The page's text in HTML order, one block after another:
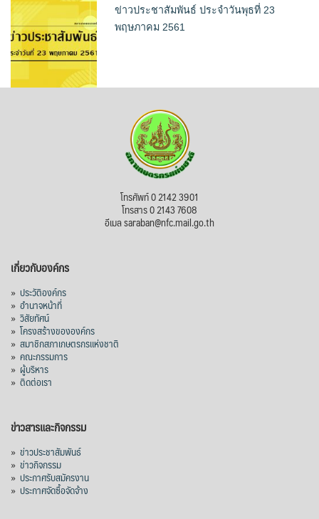
ข่าวประชาสัมพันธ์ ประจำวันพุธที่ 23
พฤษภาคม 2561
โทรศัพท์ 0 2142 3901
โทรสาร 0 2143 7608
อีเมล saraban@nfc.mail.go.th
เกี่ยวกับองค์กร
» ประวัติองค์กร
» อำนาจหน้าที่
» วิสัยทัศน์
» โครงสร้างขององค์กร
» สมาชิกสภาเกษตรกรแห่งชาติ
» คณะกรรมการ
» ผู้บริหาร
» ติดต่อเรา
ข่าวสารและกิจกรรม
» ข่าวประชาสัมพันธ์
» ข่าวกิจกรรม
» ประกาศรับสมัครงาน
» ประกาศจัดซื้อจัดจ้าง